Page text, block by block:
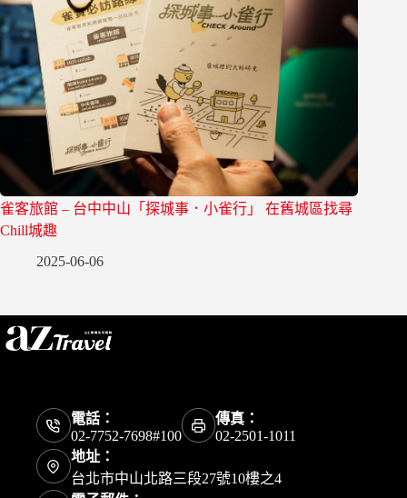
雀客旅館 – 台中中山「探城事．小雀行」 在舊城區找尋
Chill城趣
2025-06-06
電話：
02-7752-7698#100
傳真：
02-2501-1011
地址：
台北市中山北路三段27號10樓之4